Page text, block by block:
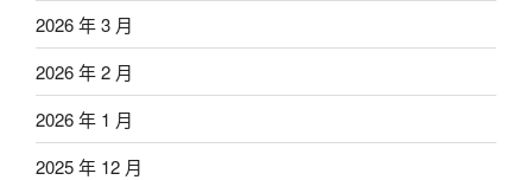
2026 年 3 月
2026 年 2 月
2026 年 1 月
2025 年 12 月